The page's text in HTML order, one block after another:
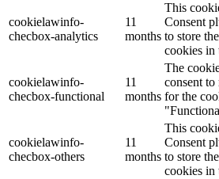
cookielawinfo-
checbox-analytics
11
months
This
Consent
to store
cookies in
cookielawinfo-
checbox-functional
11
months
The
consent to
for the
cookielawinfo-
checbox-others
11
months
This
Consent
to store
cookies in